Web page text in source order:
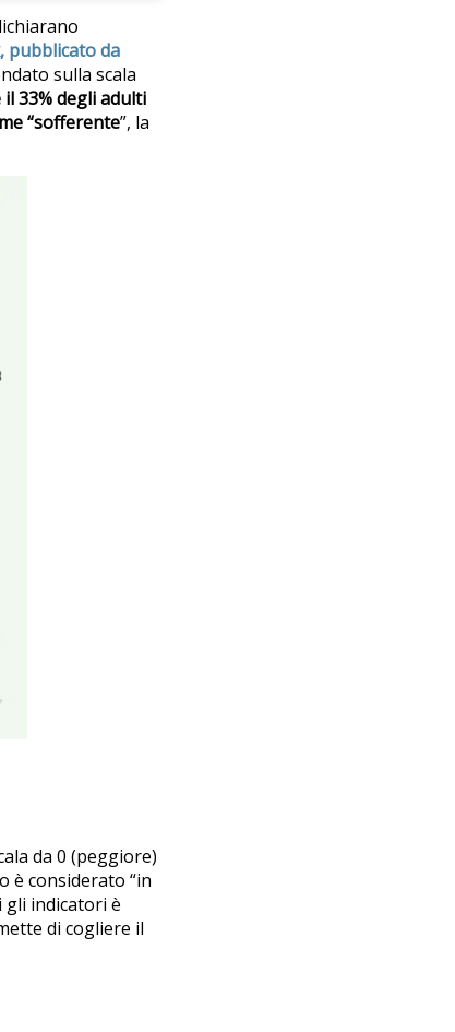
pubblicato da
sulla scala
il 33% degli adulti
“sofferente”, la
da 0 (peggiore)
è considerato “in
indicatori è
di cogliere il